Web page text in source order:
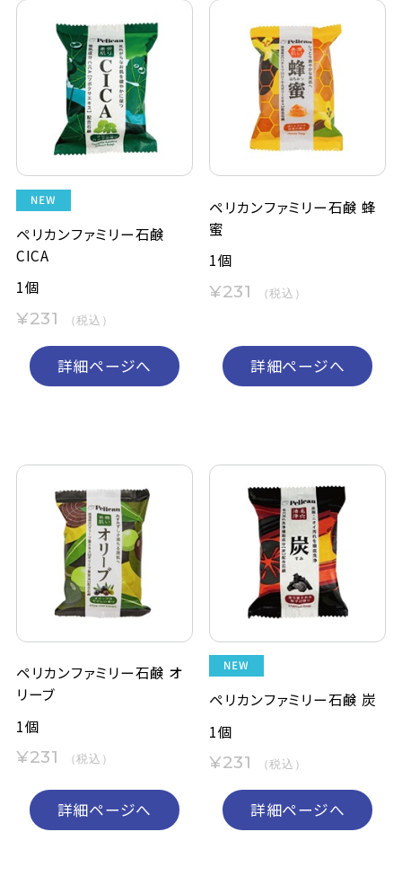
ペリカンファミリー石鹸
CICA
1個
¥231 （税込）
詳細ページへ
ペリカンファミリー石鹸 蜂
蜜
1個
¥231 （税込）
詳細ページへ
ペリカンファミリー石鹸 オ
リーブ
1個
¥231 （税込）
詳細ページへ
ペリカンファミリー石鹸 炭
1個
¥231 （税込）
詳細ページへ